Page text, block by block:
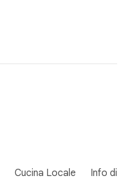
Cucina Locale Info di